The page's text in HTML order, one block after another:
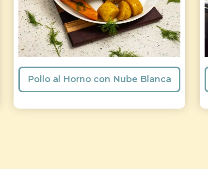
Pollo al Horno con Nube Blanca